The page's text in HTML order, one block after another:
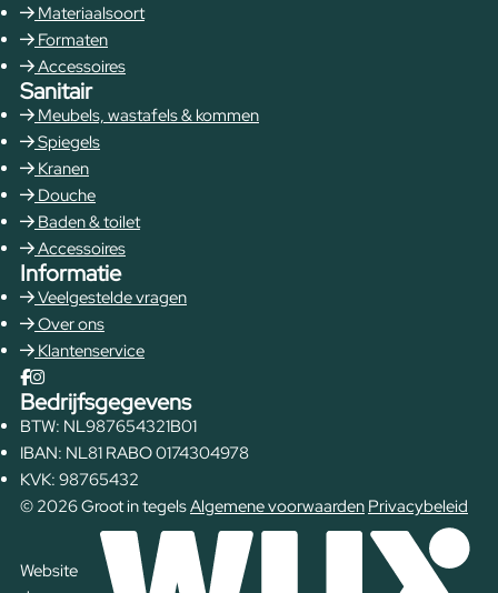
Materiaalsoort
Formaten
Accessoires
Sanitair
Meubels, wastafels & kommen
Spiegels
Kranen
Douche
Baden & toilet
Accessoires
Informatie
Veelgestelde vragen
Over ons
Klantenservice
Bedrijfsgegevens
BTW: NL987654321B01
IBAN: NL81 RABO 0174304978
KVK: 98765432
© 2026 Groot in tegelsAlgemene voorwaarden Privacybeleid
Website